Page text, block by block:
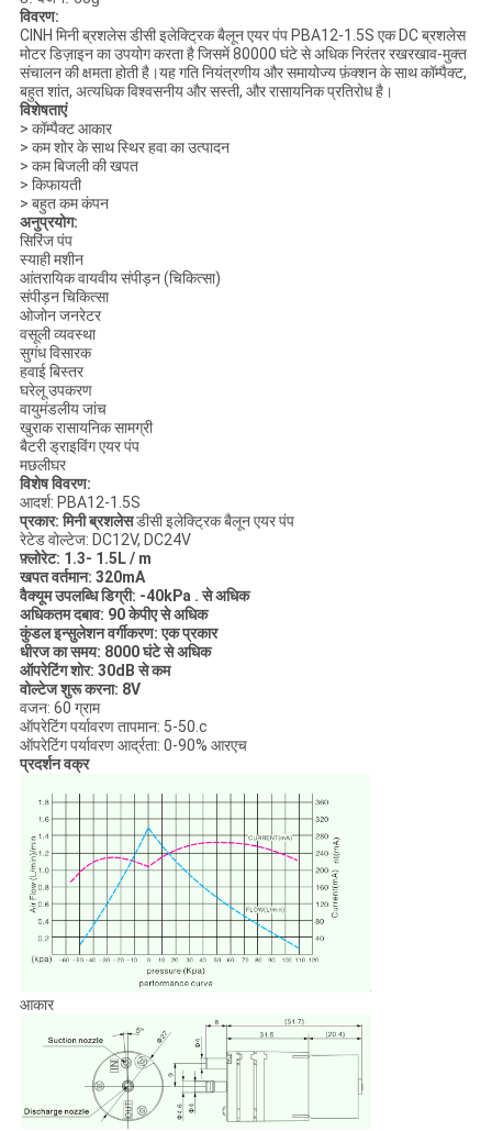
विवरण:
CINH मिनी ब्रशलेस डीसी इलेक्ट्रिक बैलून एयर पंप PBA12-1.5S एक DC ब्रशलेस
मोटर डिज़ाइन का उपयोग करता है जिसमें 80000 घंटे से अधिक निरंतर रखरखाव-मुक्त
संचालन की क्षमता होती है।यह गति नियंत्रणीय और समायोज्य फ़ंक्शन के साथ कॉम्पैक्ट,
बहुत शांत, अत्यधिक विश्वसनीय और सस्ती, और रासायनिक प्रतिरोध है।
विशेषताएं
> कॉम्पैक्ट आकार
> कम शोर के साथ स्थिर हवा का उत्पादन
> कम बिजली की खपत
> किफायती
> बहुत कम कंपन
अनुप्रयोग:
सिरिंज पंप
स्याही मशीन
आंतरायिक वायवीय संपीड़न (चिकित्सा)
संपीड़न चिकित्सा
ओजोन जनरेटर
वसूली व्यवस्था
सुगंध विसारक
हवाई बिस्तर
घरेलू उपकरण
वायुमंडलीय जांच
खुराक रासायनिक सामग्री
बैटरी ड्राइविंग एयर पंप
मछलीघर
विशेष विवरण:
आदर्श: PBA12-1.5S
प्रकार: मिनी ब्रशलेसडीसी इलेक्ट्रिक बैलून एयर पंप
रेटेड वोल्टेज: DC12V, DC24V
फ़्लोरेट: 1.3- 1.5L / m
खपत वर्तमान: 320mA
वैक्यूम उपलब्धि डिग्री: -40kPa . से अधिक
अधिकतम दबाव: 90 केपीए से अधिक
कुंडल इन्सुलेशन वर्गीकरण: एक प्रकार
धीरज का समय: 8000 घंटे से अधिक
ऑपरेटिंग शोर: 30dB से कम
वोल्टेज शुरू करना: 8V
वजन: 60 ग्राम
ऑपरेटिंग पर्यावरण तापमान: 5-50.c
ऑपरेटिंग पर्यावरण आर्द्रता: 0-90% आरएच
प्रदर्शन वक्र
आकार